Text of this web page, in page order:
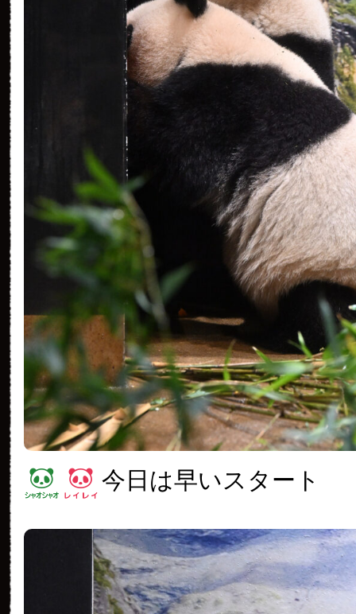
今日は早いスタート